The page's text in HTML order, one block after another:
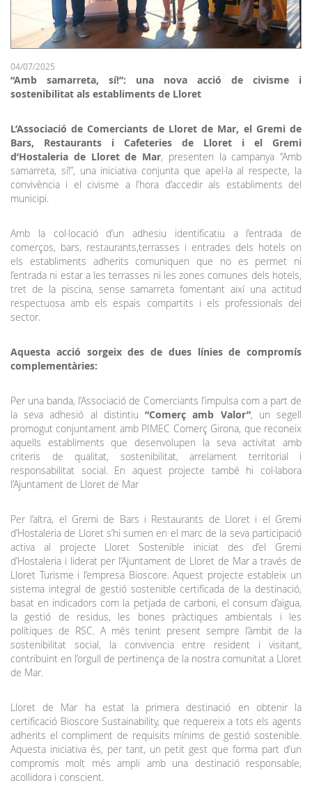
04/07/2025
“Amb samarreta, sí!”: una nova acció de civisme i
sostenibilitat als establiments de Lloret
L’Associació de Comerciants de Lloret de Mar, el Gremi de
Bars, Restaurants i Cafeteries de Lloret i el Gremi
d’Hostaleria de Lloret de Mar, presenten la campanya “Amb
samarreta, sí!”, una iniciativa conjunta que apel·la al respecte, la
convivència i el civisme a l’hora d’accedir als establiments del
municipi.
Amb la col·locació d’un adhesiu identificatiu a l’entrada de
comerços, bars, restaurants,terrasses i entrades dels hotels on
els establiments adherits comuniquen que no es permet ni
l’entrada ni estar a les terrasses ni les zones comunes dels hotels,
tret de la piscina, sense samarreta fomentant així una actitud
respectuosa amb els espais compartits i els professionals del
sector.
Aquesta acció sorgeix des de dues línies de compromís
complementàries:
Per una banda, l’Associació de Comerciants l’impulsa com a part de
la seva adhesió al distintiu“Comerç amb Valor”, un segell
promogut conjuntament amb PIMEC Comerç Girona, que reconeix
aquells establiments que desenvolupen la seva activitat amb
criteris de qualitat, sostenibilitat, arrelament territorial i
responsabilitat social. En aquest projecte també hi col·labora
l’Ajuntament de Lloret de Mar
Per l’altra, el Gremi de Bars i Restaurants de Lloret i el Gremi
d’Hostaleria de Lloret s’hi sumen en el marc de la seva participació
activa al projecte Lloret Sostenible iniciat des d’el Gremi
d’Hostaleria i liderat per l’Ajuntament de Lloret de Mar a través de
Lloret Turisme i l’empresa Bioscore. Aquest projecte estableix un
sistema integral de gestió sostenible certificada de la destinació,
basat en indicadors com la petjada de carboni, el consum d’aigua,
la gestió de residus, les bones pràctiques ambientals i les
polítiques de RSC. A més tenint present sempre l’àmbit de la
sostenibilitat social, la convivencia entre resident i visitant,
contribuint en l’orgull de pertinença de la nostra comunitat a Lloret
de Mar.
Lloret de Mar ha estat la primera destinació en obtenir la
certificació Bioscore Sustainability, que requereix a tots els agents
adherits el compliment de requisits mínims de gestió sostenible.
Aquesta iniciativa és, per tant, un petit gest que forma part d’un
compromís molt més ampli amb una destinació responsable,
acollidora i conscient.